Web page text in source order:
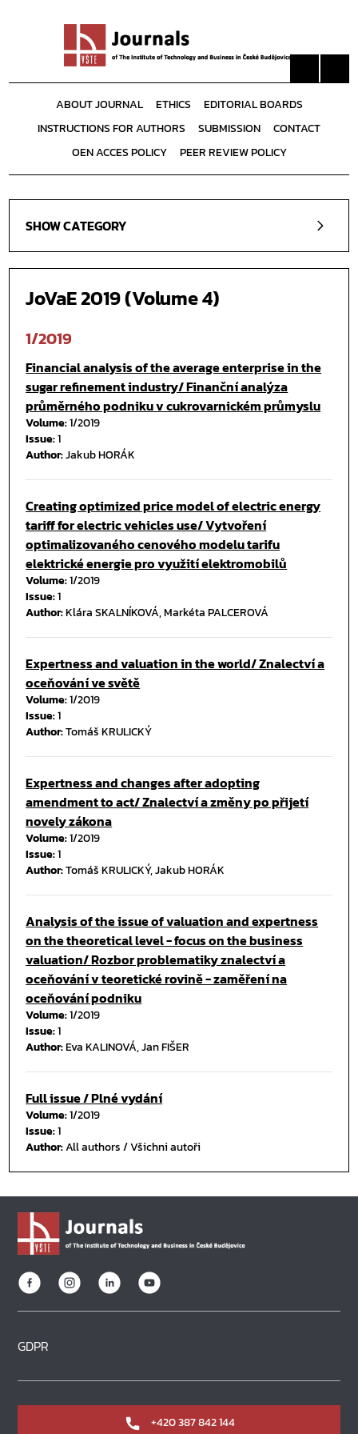
ABOUT JOURNAL ETHICS
EDITORIAL BOARDS
INSTRUCTIONS FOR AUTHORS
SUBMISSION
CONTACT
OEN ACCES POLICY
PEER REVIEW POLICY
SHOW CATEGORY
JoVaE 2019 (Volume 4)
1/2019
Financial analysis of the average enterprise in the
sugar refinement industry/ Finanční analýza
průměrného podniku v cukrovarnickém průmyslu
Volume:1/2019
Issue:1
Author:Jakub HORÁK
Creating optimized price model of electric energy
tariff for electric vehicles use/ Vytvoření
optimalizovaného cenového modelu tarifu
elektrické energie pro využití elektromobilů
Volume:1/2019
Issue:1
Author:Klára SKALNÍKOVÁ, Markéta PALCEROVÁ
Expertness and valuation in the world/ Znalectví a
oceňování ve světě
Volume:1/2019
Issue:1
Author:Tomáš KRULICKÝ
Expertness and changes after adopting
amendment to act/ Znalectví a změny po přijetí
novely zákona
Volume:1/2019
Issue:1
Author:Tomáš KRULICKÝ, Jakub HORÁK
Analysis of the issue of valuation and expertness
on the theoretical level - focus on the business
valuation/ Rozbor problematiky znalectví a
oceňování v teoretické rovině - zaměření na
oceňování podniku
Volume:1/2019
Issue:1
Author:Eva KALINOVÁ, Jan FIŠER
Full issue / Plné vydání
Volume:1/2019
Issue:1
Author:All authors / Všichni autoři
GDPR
+420 387 842 144